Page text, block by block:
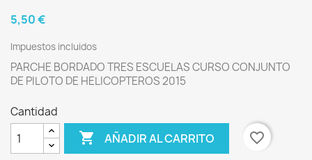
5,50 €
Impuestos incluidos
PARCHE BORDADO TRES ESCUELAS CURSO CONJUNTO
DE PILOTO DE HELICOPTEROS 2015
Cantidad
 AÑADIR AL CARRITO favorite_border